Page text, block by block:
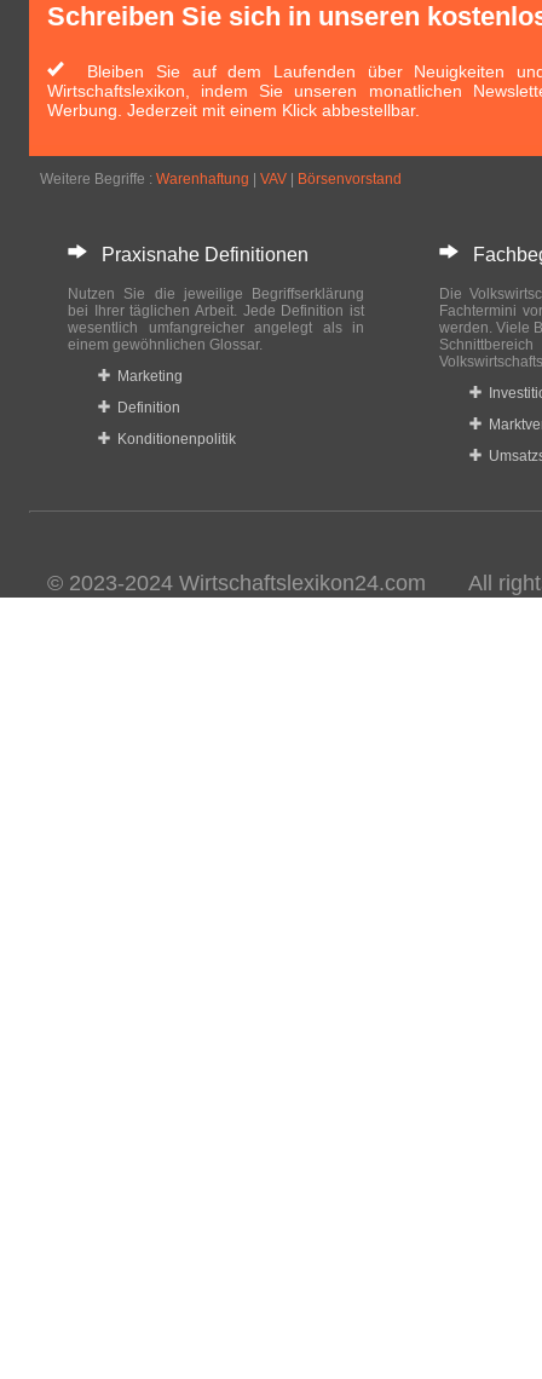
Schreiben Sie sich in unseren
Bleiben Sie auf dem Laufenden über Neuigkeiten
Wirtschaftslexikon, indem Sie unseren monatlichen
Werbung. Jederzeit mit einem Klick abbestellbar.
Weitere Begriffe : Warenhaftung VAV Börsenvorstand
Praxisnahe Definitionen
Nutzen Sie die jeweilige Begriffserklärung
bei Ihrer täglichen Arbeit. Jede Definition ist
wesentlich umfangreicher angelegt als in
einem gewöhnlichen Glossar.
Marketing
Definition
Konditionenpolitik
Die
Fachtermini
werden. Viele
© 2023-2024 Wirtschaftslexikon24.com All